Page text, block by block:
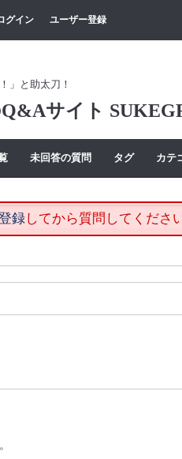
グイン ユーザー登録
」と助太刀！
サイト
未回答の質問 タグ カテ
録してから質問してくださ